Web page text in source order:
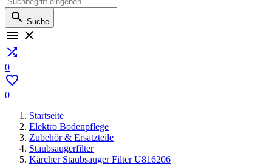
 Suche
 

0

0
Startseite
Elektro Bodenpflege
Zubehör & Ersatzteile
Staubsaugerfilter
Kärcher Staubsauger Filter U816206